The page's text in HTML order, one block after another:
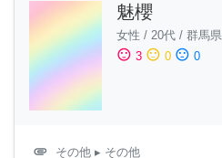
魅櫻
女性 / 20代 / 群馬県
sentiment_satisfied 3 sentiment_neutral 0 sentiment_dissatisfied 0
attachment その他 ▸ その他